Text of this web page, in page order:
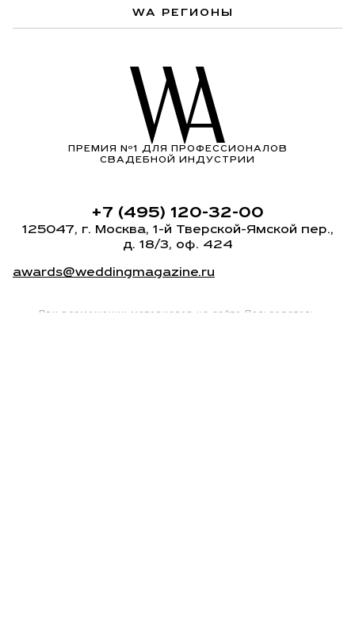
WA РЕГИОНЫ
ПРЕМИЯ Nº1 ДЛЯ ПРОФЕССИОНАЛОВ
СВАДЕБНОЙ ИНДУСТРИИ
+7 (495) 120-32-00
125047, г. Москва, 1-й Тверской-Ямской пер.,
д. 18/3, оф. 424
awards@weddingmagazine.ru
При размещении материалов на сайте Пользователь